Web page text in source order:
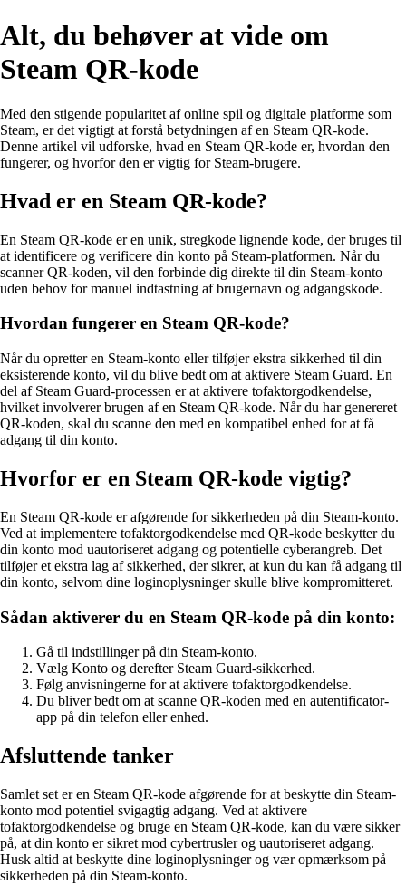
Alt, du behøver at vide om
Steam QR-kode
Med den stigende popularitet af online spil og digitale platforme som
Steam, er det vigtigt at forstå betydningen af en Steam QR-kode.
Denne artikel vil udforske, hvad en Steam QR-kode er, hvordan den
fungerer, og hvorfor den er vigtig for Steam-brugere.
Hvad er en Steam QR-kode?
En Steam QR-kode er en unik, stregkode lignende kode, der bruges til
at identificere og verificere din konto på Steam-platformen. Når du
scanner QR-koden, vil den forbinde dig direkte til din Steam-konto
uden behov for manuel indtastning af brugernavn og adgangskode.
Hvordan fungerer en Steam QR-kode?
Når du opretter en Steam-konto eller tilføjer ekstra sikkerhed til din
eksisterende konto, vil du blive bedt om at aktivere Steam Guard. En
del af Steam Guard-processen er at aktivere tofaktorgodkendelse,
hvilket involverer brugen af en Steam QR-kode. Når du har genereret
QR-koden, skal du scanne den med en kompatibel enhed for at få
adgang til din konto.
Hvorfor er en Steam QR-kode vigtig?
En Steam QR-kode er afgørende for sikkerheden på din Steam-konto.
Ved at implementere tofaktorgodkendelse med QR-kode beskytter du
din konto mod uautoriseret adgang og potentielle cyberangreb. Det
tilføjer et ekstra lag af sikkerhed, der sikrer, at kun du kan få adgang til
din konto, selvom dine loginoplysninger skulle blive kompromitteret.
Sådan aktiverer du en Steam QR-kode på din konto:
Gå til indstillinger på din Steam-konto.
Vælg Konto og derefter Steam Guard-sikkerhed.
Følg anvisningerne for at aktivere tofaktorgodkendelse.
Du bliver bedt om at scanne QR-koden med en autentificator-
app på din telefon eller enhed.
Afsluttende tanker
Samlet set er en Steam QR-kode afgørende for at beskytte din Steam-
konto mod potentiel svigagtig adgang. Ved at aktivere
tofaktorgodkendelse og bruge en Steam QR-kode, kan du være sikker
på, at din konto er sikret mod cybertrusler og uautoriseret adgang.
Husk altid at beskytte dine loginoplysninger og vær opmærksom på
sikkerheden på din Steam-konto.